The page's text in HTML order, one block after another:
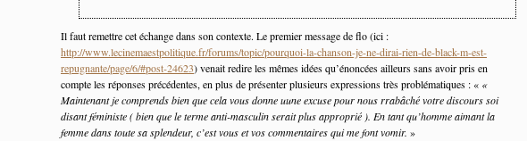
Il faut remettre cet échange dans son contexte. Le premier message de flo (ici :
http://www.lecinemaestpolitique.fr/forums/topic/pourquoi-la-chanson-je-ne-dirai-rien-de-black-m-est-
repugnante/page/6/#post-24623) venait redire les mêmes idées qu’énoncées ailleurs sans avoir pris en
compte les réponses précédentes, en plus de présenter plusieurs expressions très problématiques : « «
Maintenant je comprends bien que cela vous donne uune excuse pour nous rrabâché votre discours soi
disant féministe ( bien que le terme anti-masculin serait plus approprié ). En tant qu’homme aimant la
femme dans toute sa splendeur, c’est vous et vos commentaires qui me font vomir. »